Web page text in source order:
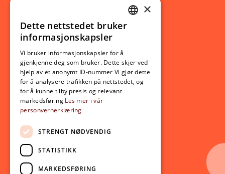
Ny student
Utveksling
Opptak
Lov- og regelverk
Aktuelt
Nyheter
Arrangementer
Nyhetsbrev
Ledige stillinger
NORWEGIAN
×
Dette nettstedet bruker
informasjonskapsler
Vi bruker informasjonskapsler for å
gjenkjenne deg som bruker. Dette skjer ved
hjelp av et anonymt ID-nummer Vi gjør dette
for å analysere trafikken på nettstedet, og
for å kunne tilby presis og relevant
markedsføring Les mer i vår
personvernerklæring
STRENGT NØDVENDIG
STATISTIKK
MARKEDSFØRING